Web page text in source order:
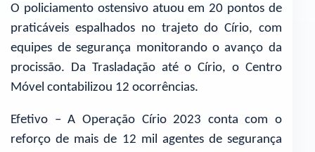
O policiamento ostensivo atuou em 20 pontos de
praticáveis espalhados no trajeto do Círio, com
equipes de segurança monitorando o avanço da
procissão. Da Trasladação até o Círio, o Centro
Móvel contabilizou 12 ocorrências.
Efetivo – A Operação Círio 2023 conta com o
reforço de mais de 12 mil agentes de segurança